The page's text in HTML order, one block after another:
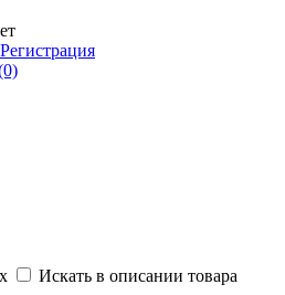
Искать в описании товара